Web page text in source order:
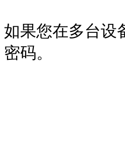
如果您在多台设